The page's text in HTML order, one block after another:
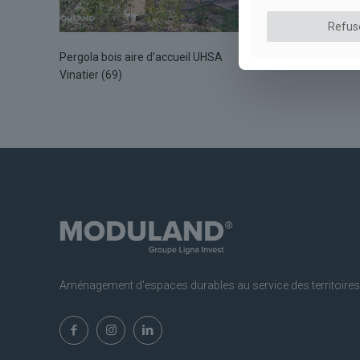
Pergola bois aire d’accueil UHSA
Vinatier (69)
Aménagement d'espaces durables au service des territoires.